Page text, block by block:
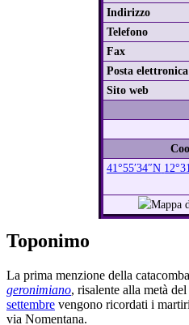
Indirizzo
Telefono
Fax
Posta elettronica
Sito web
41°55′34″N
Toponimo
La prima menzione della
geronimiano, risalente alla metà del
settembre vengono ricordati i
via Nomentana.